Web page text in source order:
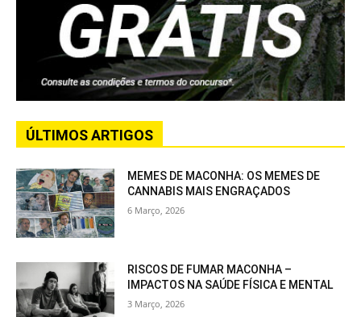
ÚLTIMOS ARTIGOS
MEMES DE MACONHA: OS MEMES DE
CANNABIS MAIS ENGRAÇADOS
6 Março, 2026
RISCOS DE FUMAR MACONHA –
IMPACTOS NA SAÚDE FÍSICA E MENTAL
3 Março, 2026